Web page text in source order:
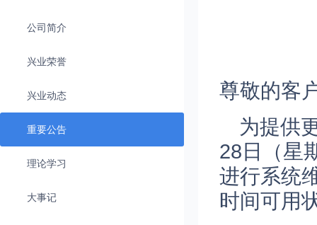
公司简介
兴业荣誉
兴业动态
重要公告
理论学习
大事记
尊敬的客
为提供
28日（星
进行系统
时间可用